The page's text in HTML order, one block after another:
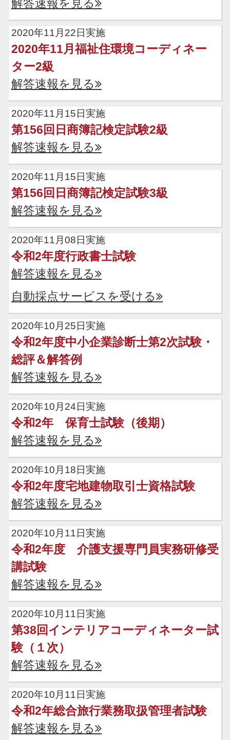
解答速報を見る
2020年11月22日実施
2020年11月福祉住環境コーディネー
ター2級
解答速報を見る
2020年11月15日実施
第156回日商簿記検定試験2級
解答速報を見る
2020年11月15日実施
第156回日商簿記検定試験3級
解答速報を見る
2020年11月08日実施
令和2年度行政書士試験
解答速報を見る
自動採点サービスを受ける
2020年10月25日実施
令和2年度中小企業診断士第2次試験・
総評＆解答例
解答速報を見る
2020年10月24日実施
令和2年 保育士試験（後期）
解答速報を見る
2020年10月18日実施
令和2年度宅地建物取引士資格試験
解答速報を見る
2020年10月11日実施
令和2年度 介護支援専門員実務研修受
講試験
解答速報を見る
2020年10月11日実施
第38回インテリアコーディネーター試
験（１次）
解答速報を見る
2020年10月11日実施
令和2年総合旅行業務取扱管理者試験
解答速報を見る